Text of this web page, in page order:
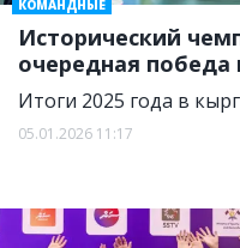
Исторический
очередная победа
Итоги 2025 года в
05.01.2026 11:17
КОМАНДНЫЕ